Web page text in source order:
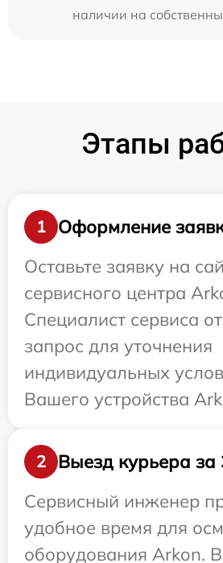
наличии на
Этапы
1
Оформление
Оставьте заявку на
сервисного центра
Специалист сервиса
запрос для уточнения
индивидуальных
Вашего устройства
2
Выезд курьера за
Сервисный инженер
удобное время для
оборудования Arkon.